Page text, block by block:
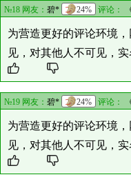
№18 网友： 碧* 24% 评论：
为营造更好的评论环境
见，对其他人不可见，
№19 网友： 碧* 24% 评论：
为营造更好的评论环境
见，对其他人不可见，